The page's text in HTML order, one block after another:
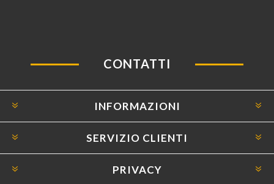
CONTATTI
INFORMAZIONI
SERVIZIO CLIENTI
PRIVACY